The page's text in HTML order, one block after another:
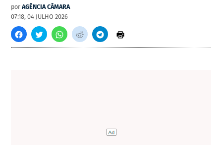
por AGÊNCIA CÂMARA
07:18, 04 JULHO 2026